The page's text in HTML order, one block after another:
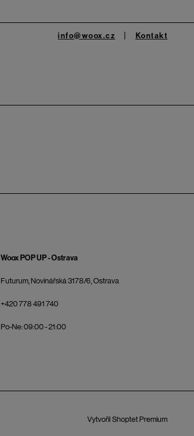
info@woox.cz Kontakt
Woox POP UP - Ostrava
Futurum, Novinářská 3178/6, Ostrava
+420 778 491 740
Po-Ne: 09:00 - 21:00
Vytvořil Shoptet Premium